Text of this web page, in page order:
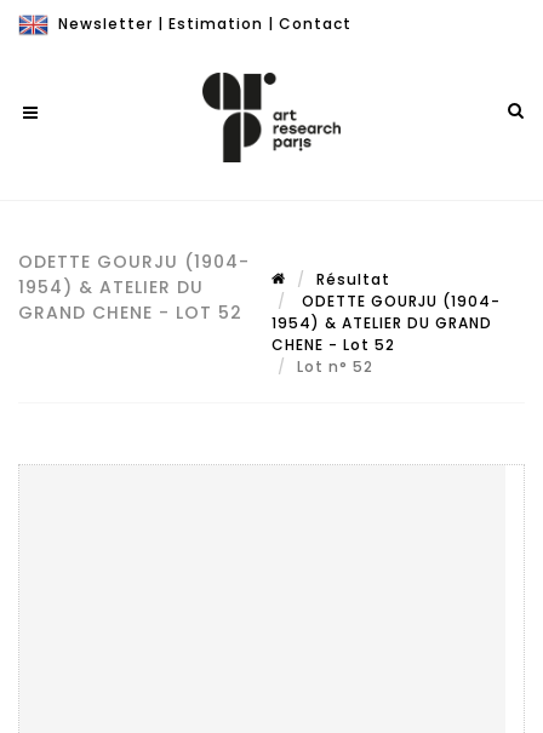
Newsletter | Estimation | Contact
ODETTE GOURJU (1904-
1954) & ATELIER DU
GRAND CHENE - LOT 52
Résultat
ODETTE GOURJU (1904-
1954) & ATELIER DU GRAND
CHENE - Lot 52
Lot n° 52